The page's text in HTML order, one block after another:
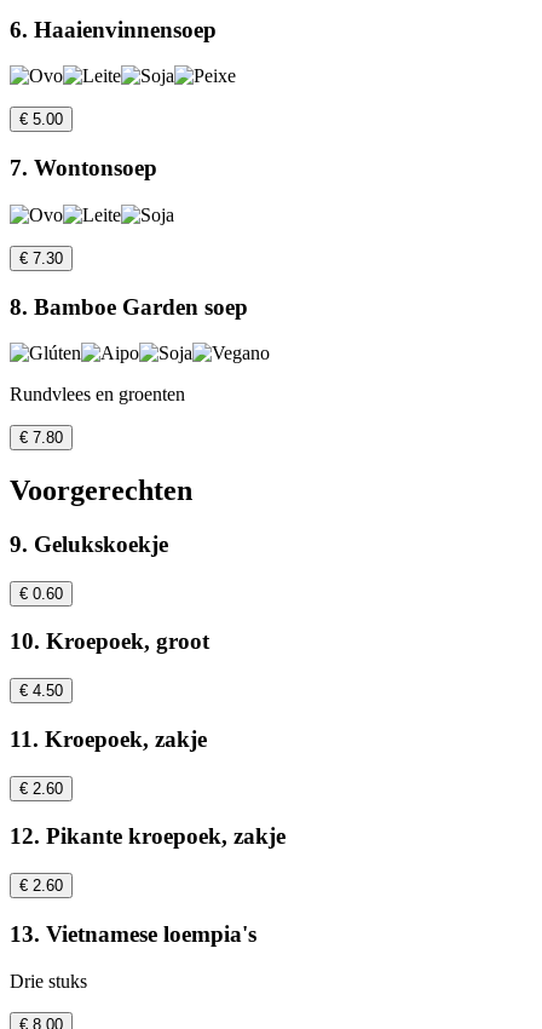
6. Haaienvinnensoep
€ 5.00
7. Wontonsoep
€ 7.30
8. Bamboe Garden soep
Rundvlees en groenten
€ 7.80
Voorgerechten
9. Gelukskoekje
€ 0.60
10. Kroepoek, groot
€ 4.50
11. Kroepoek, zakje
€ 2.60
12. Pikante kroepoek, zakje
€ 2.60
13. Vietnamese loempia's
Drie stuks
€ 8.00